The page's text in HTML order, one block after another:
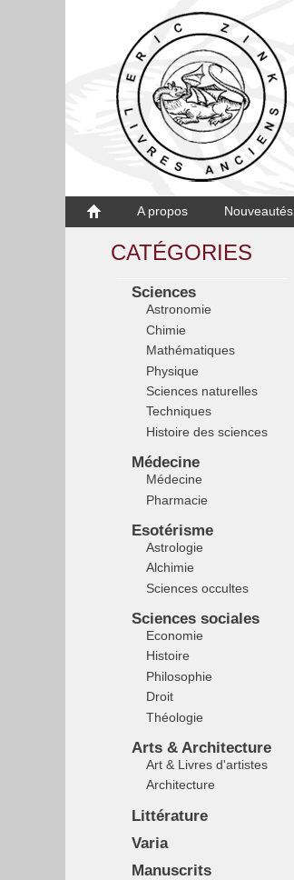
A propos Nouveautés
CATÉGORIES
Sciences
Astronomie
Chimie
Mathématiques
Physique
Sciences naturelles
Techniques
Histoire des sciences
Médecine
Médecine
Pharmacie
Esotérisme
Astrologie
Alchimie
Sciences occultes
Sciences sociales
Economie
Histoire
Philosophie
Droit
Théologie
Arts & Architecture
Art & Livres d'artistes
Architecture
Littérature
Varia
Manuscrits